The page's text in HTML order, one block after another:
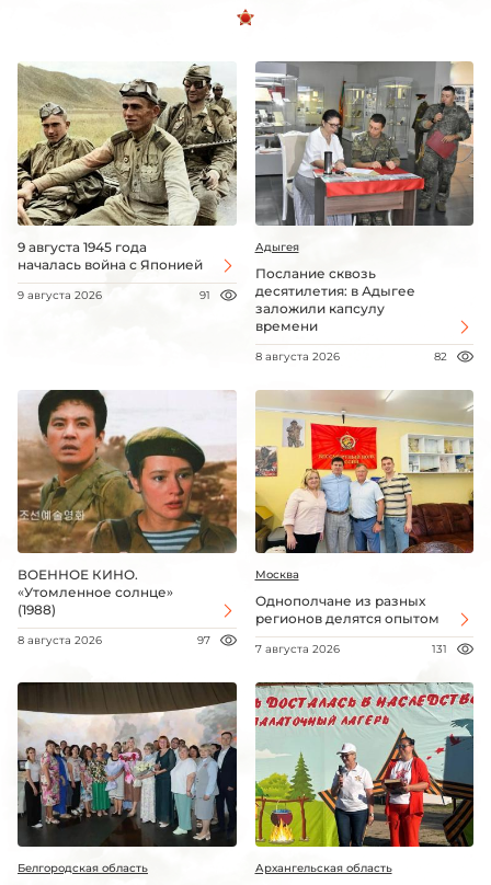
Самарская область
Санкт-Петербург
Саратовская область
Сахалинская область
Свердловская область
Смоленская область
Ставропольский край
Томская область
Тульская область
Тюменская область
Удмуртская Республика
Ульяновская область
Хабаровский край
Ханты-Мансийский Автономный округ - Югра АО
Херсонская область
Челябинская область
Чеченская Республика
Чувашская Республика
Чукотский АО
Ямало-Ненецкий АО
Ярославская область
9 августа 1945 года
началась война с Японией
9 августа 2026 91
Адыгея
Послание сквозь
десятилетия: в Адыгее
заложили капсулу
времени
8 августа 2026 82
ВОЕННОЕ КИНО.
«Утомленное солнце»
(1988)
8 августа 2026 97
Москва
Однополчане из разных
регионов делятся опытом
7 августа 2026 131
Белгородская область Архангельская область